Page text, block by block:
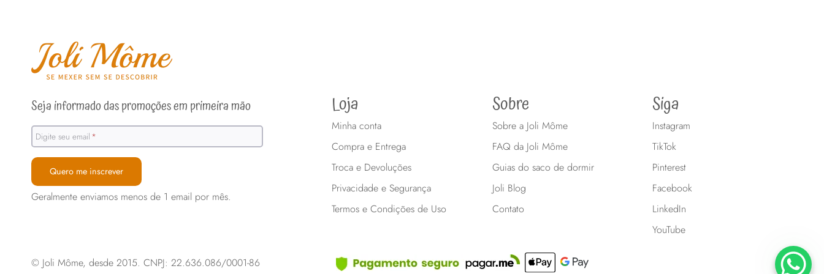
Seja informado das promoções em primeira mão
Digite seu email *
Quero me inscrever
Geralmente enviamos menos de 1 email por mês.
Loja
Minha conta
Compra e Entrega
Troca e Devoluções
Privacidade e Segurança
Termos e Condições de Uso
Sobre
Sobre a Joli Môme
FAQ da Joli Môme
Guias do saco de dormir
Joli Blog
Contato
Siga
Instagram
TikTok
Pinterest
Facebook
LinkedIn
YouTube
© Joli Môme, desde 2015. CNPJ: 22.636.086/0001-86